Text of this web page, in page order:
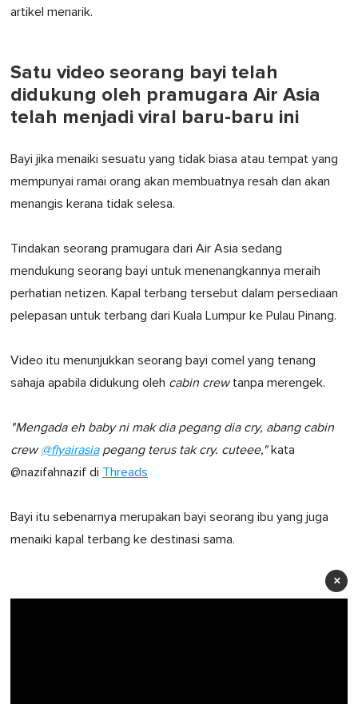
artikel menarik.
Satu video seorang bayi telah
didukung oleh pramugara Air Asia
telah menjadi viral baru-baru ini
Bayi jika menaiki sesuatu yang tidak biasa atau tempat yang
mempunyai ramai orang akan membuatnya resah dan akan
menangis kerana tidak selesa.
Tindakan seorang pramugara dari Air Asia sedang
mendukung seorang bayi untuk menenangkannya meraih
perhatian netizen. Kapal terbang tersebut dalam persediaan
pelepasan untuk terbang dari Kuala Lumpur ke Pulau Pinang.
Video itu menunjukkan seorang bayi comel yang tenang
sahaja apabila didukung oleh cabin crewtanpa merengek.
"Mengada eh baby ni mak dia pegang dia cry, abang cabin
crew@flyairasiapegang terus tak cry. cuteee,"kata
@nazifahnazif di Threads
Bayi itu sebenarnya merupakan bayi seorang ibu yang juga
menaiki kapal terbang ke destinasi sama.
×